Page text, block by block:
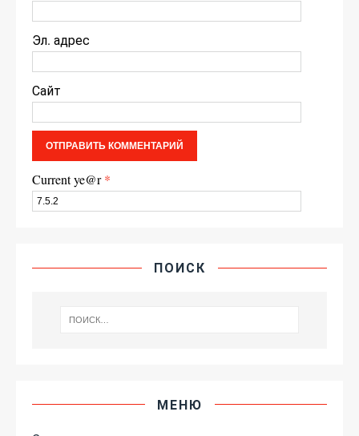
Эл. адрес
Сайт
Current ye@r*
ПОИСК
МЕНЮ